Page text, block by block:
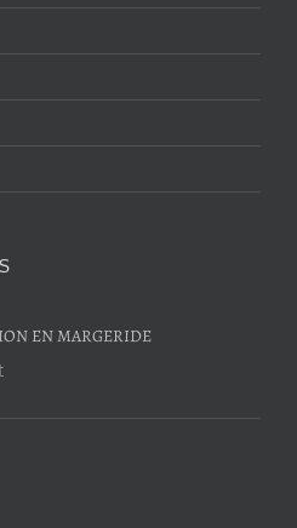
EN MARGERIDE